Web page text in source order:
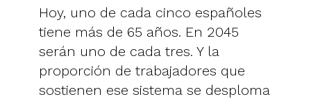
Hoy, uno de cada cinco españoles
tiene más de 65 años. En 2045
serán uno de cada tres. Y la
proporción de trabajadores que
sostienen ese sistema se desploma